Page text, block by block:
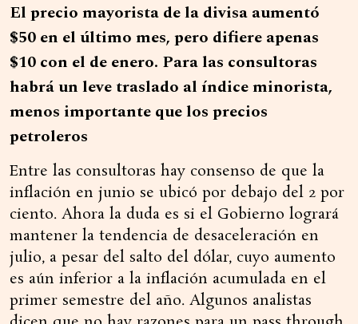
El precio mayorista de la divisa aumentó
$50 en el último mes, pero difiere apenas
$10 con el de enero. Para las consultoras
habrá un leve traslado al índice minorista,
menos importante que los precios
petroleros
Entre las consultoras hay consenso de que la
inflación en junio se ubicó por debajo del 2 por
ciento. Ahora la duda es si el Gobierno logrará
mantener la tendencia de desaceleración en
julio, a pesar del salto del dólar, cuyo aumento
es aún inferior a la inflación acumulada en el
primer semestre del año. Algunos analistas